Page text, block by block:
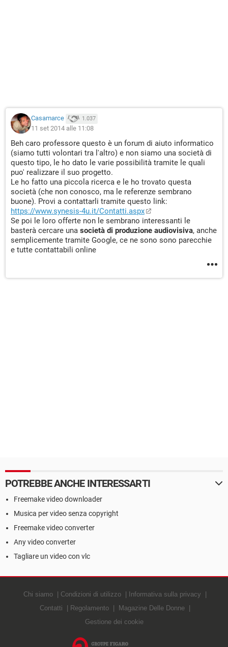
Casamarce 1.037
11 set 2014 alle 11:08
Beh caro professore questo è un forum di aiuto informatico
(siamo tutti volontari tra l'altro) e non siamo una società di
questo tipo, le ho dato le varie possibilità tramite le quali
puo' realizzare il suo progetto.
Le ho fatto una piccola ricerca e le ho trovato questa
società (che non conosco, ma le referenze sembrano
buone). Provi a contattarli tramite questo link:
https://www.synesis-4u.it/Contatti.aspx
Se poi le loro offerte non le sembrano interessanti le
basterà cercare una società di produzione audiovisiva, anche
semplicemente tramite Google, ce ne sono sono parecchie
e tutte contattabili online
POTREBBE ANCHE INTERESSARTI
Freemake video downloader
Musica per video senza copyright
Freemake video converter
Any video converter
Tagliare un video con vlc
Chi siamo Condizioni di utilizzo
Informativa sulla privacy
Contatti
Regolamento
Magazine Delle Donne
Gestione dei cookie